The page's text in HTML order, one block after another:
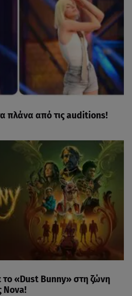
πλάνα από τις auditions!
το «Dust Bunny» στη ζώνη
Nova!